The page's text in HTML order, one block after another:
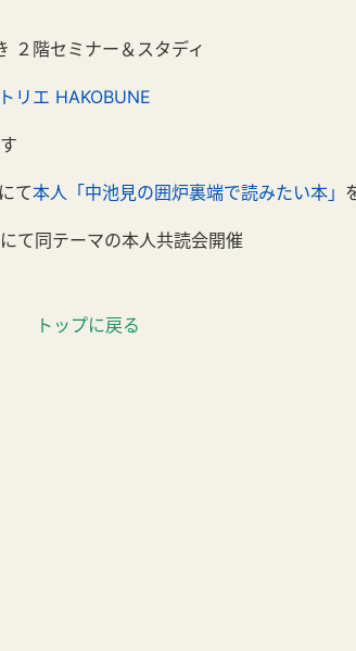
階セミナー＆スタディ
リエ HAKOBUNE
て本人「中池見の囲炉裏端で読みたい本」
同テーマの本人共読会開催
トップに戻る